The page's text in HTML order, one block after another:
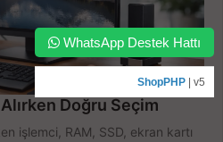
Doğru Seçim
işlemci, RAM, SSD, ekran kartı
WhatsApp Destek Hattı
ShopPHP | v5